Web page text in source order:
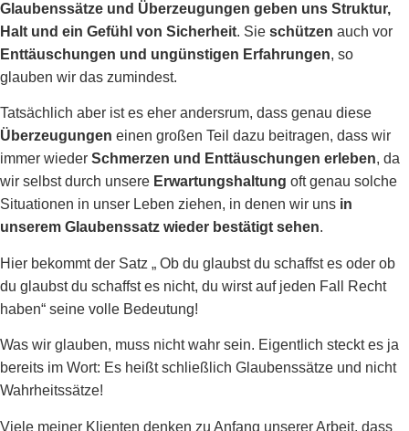
Glaubenssätze und Überzeugungen geben uns Struktur,
Halt und ein Gefühl von Sicherheit. Sie schützen auch vor
Enttäuschungen und ungünstigen Erfahrungen, so
glauben wir das zumindest.
Tatsächlich aber ist es eher andersrum, dass genau diese
Überzeugungen einen großen Teil dazu beitragen, dass wir
immer wieder Schmerzen und Enttäuschungen erleben, da
wir selbst durch unsere Erwartungshaltung oft genau solche
Situationen in unser Leben ziehen, in denen wir uns in
unserem Glaubenssatz wieder bestätigt sehen.
Hier bekommt der Satz „ Ob du glaubst du schaffst es oder ob
du glaubst du schaffst es nicht, du wirst auf jeden Fall Recht
haben“ seine volle Bedeutung!
Was wir glauben, muss nicht wahr sein. Eigentlich steckt es ja
bereits im Wort: Es heißt schließlich Glaubenssätze und nicht
Wahrheitssätze!
Viele meiner Klienten denken zu Anfang unserer Arbeit, dass